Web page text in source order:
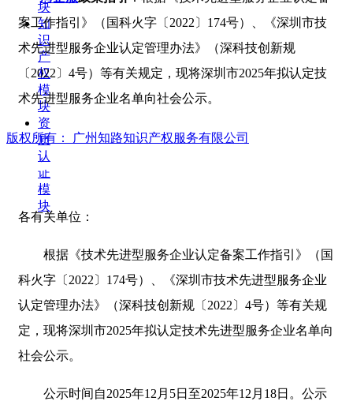
块
知
识
产
权
模
块
资
质
认
证
模
块
案工作指引》（国科火字〔2022〕174号）、《深圳市技
术先进型服务企业认定管理办法》（深科技创新规
〔2022〕4号）等有关规定，现将深圳市2025年拟认定技
术先进型服务企业名单向社会公示。
各有关单位：
根据《技术先进型服务企业认定备案工作指引》（国
科火字〔2022〕174号）、《深圳市技术先进型服务企业
认定管理办法》（深科技创新规〔2022〕4号）等有关规
定，现将深圳市2025年拟认定技术先进型服务企业名单向
社会公示。
公示时间自2025年12月5日至2025年12月18日。公示
版权所有： 广州知路知识产权服务有限公司